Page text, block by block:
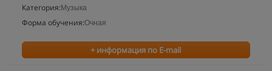
Категория: Музыка
Форма обучения:Очная
+ информация по E-mail